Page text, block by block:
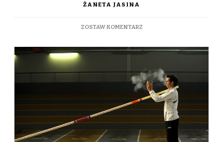
ŻANETA JASINA
ZOSTAW KOMENTARZDO
EUROPY